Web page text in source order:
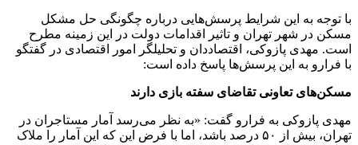
با توجه به این شرایط پرسش‌هایی درباره چگونگی حل مشکل
مسکن در شهر تهران و تاثیر اقدامات دولت در این زمینه مطرح
است. مهدی پازوکی، اقتصاددان و تحلیلگر امور اقتصادی در گفتگو
با فرارو به این پرسش‌ها پاسخ داده است:
مسکن‌های تعاونی تقاضای سفته بازی دارند
مهدی پازوکی به فرارو گفت: «به نظر می‌رسد آمار مستاجران در
تهران، بیش از ۵۰ درصد باشد، اما با فرض این که این آمار را ملاک